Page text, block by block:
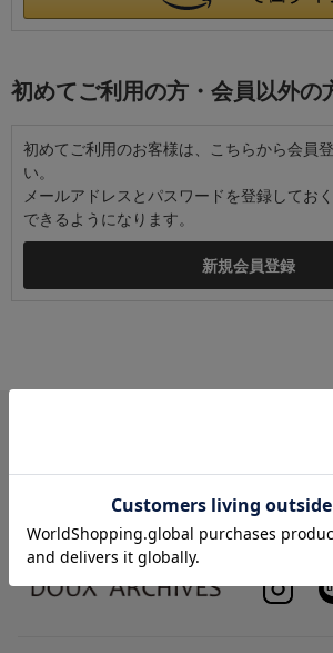
初めてご利用の方・会員以外の
初めてご利用のお客様は、こちらから会員
い。
メールアドレスとパスワードを登録してお
できるようになります。